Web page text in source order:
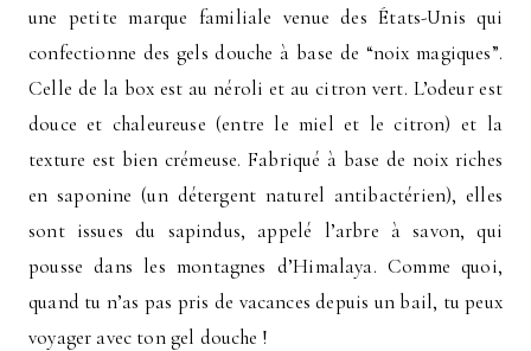
une petite marque familiale venue des États-Unis qui
confectionne des gels douche à base de “noix magiques”.
Celle de la box est au néroli et au citron vert. L’odeur est
douce et chaleureuse (entre le miel et le citron) et la
texture est bien crémeuse. Fabriqué à base de noix riches
en saponine (un détergent naturel antibactérien), elles
sont issues du sapindus, appelé l’arbre à savon, qui
pousse dans les montagnes d’Himalaya. Comme quoi,
quand tu n’as pas pris de vacances depuis un bail, tu peux
voyager avec ton gel douche !